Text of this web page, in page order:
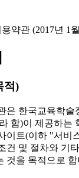
약관 (2017년 1
적)
은 한국교육학술
함)이 제공하는
이트(이하 "서비
건 및 절차와 기
것을 목적으로 합